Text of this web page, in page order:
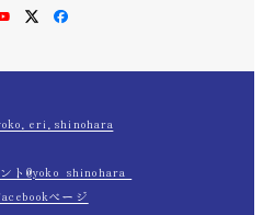
YouTubeTwitterFacebook
@yoko_shinohara_
ページ